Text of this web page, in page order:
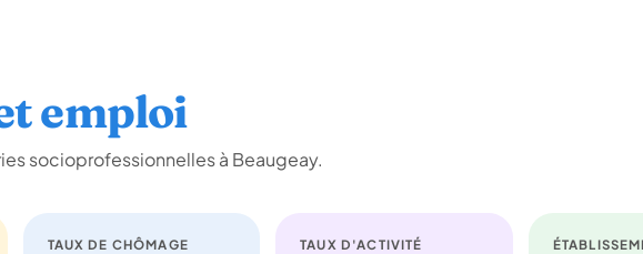
emploi
socioprofessionnelles à Beaugeay.
TAUX DE CHÔMAGE TAUX D'ACTIVITÉ